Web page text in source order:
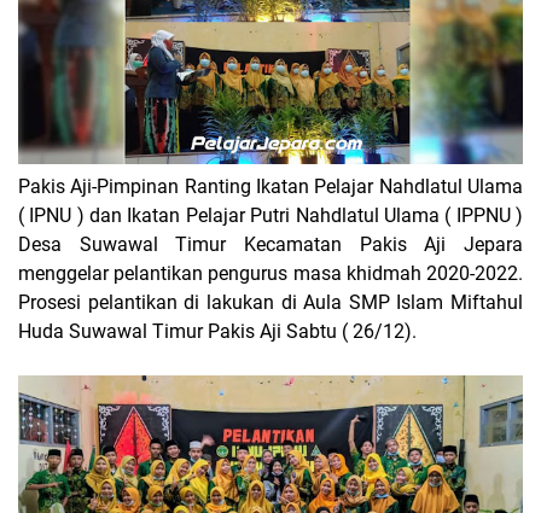
Pakis Aji-Pimpinan Ranting Ikatan Pelajar Nahdlatul Ulama
( IPNU ) dan Ikatan Pelajar Putri Nahdlatul Ulama ( IPPNU )
Desa Suwawal Timur Kecamatan Pakis Aji Jepara
menggelar pelantikan pengurus masa khidmah 2020-2022.
Prosesi pelantikan di lakukan di Aula SMP Islam Miftahul
Huda Suwawal Timur Pakis Aji Sabtu ( 26/12).